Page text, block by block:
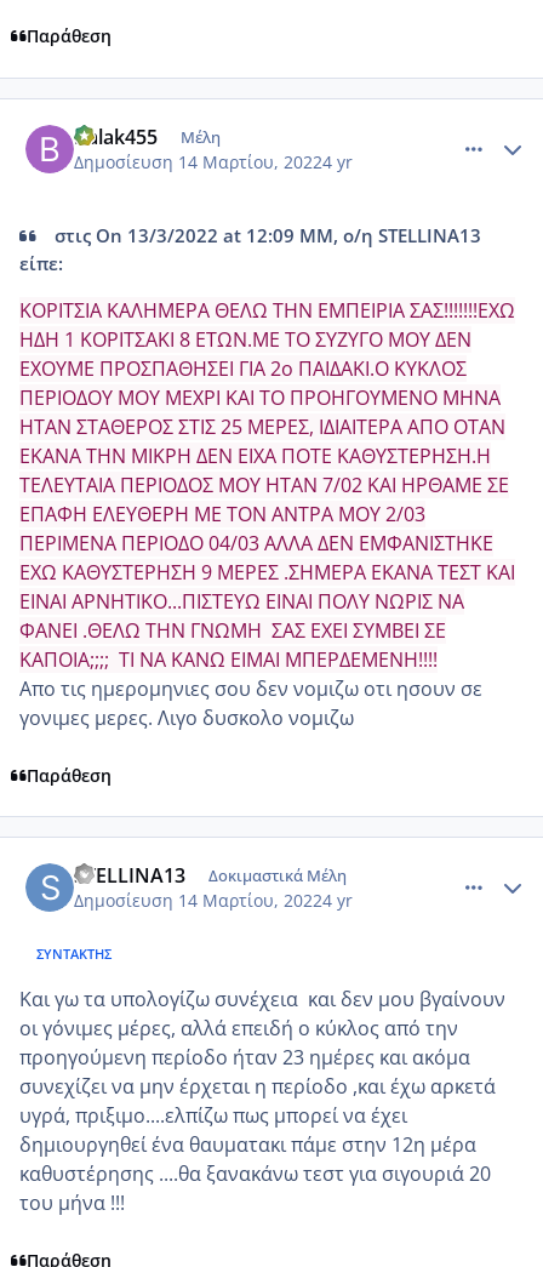
Παράθεση
Balak455 Μέλη
Δημοσίευση 14 Μαρτίου, 20224 yr
στις On 13/3/2022 at 12:09 ΜΜ, ο/η STELLINA13
είπε:
ΚΟΡΙΤΣΙΑ ΚΑΛΗΜΕΡΑ ΘΕΛΩ ΤΗΝ ΕΜΠΕΙΡΙΑ ΣΑΣ!!!!!!!ΕΧΩ
ΗΔΗ 1 ΚΟΡΙΤΣΑΚΙ 8 ΕΤΩΝ.ΜΕ ΤΟ ΣΥΖΥΓΟ ΜΟΥ ΔΕΝ
ΕΧΟΥΜΕ ΠΡΟΣΠΑΘΗΣΕΙ ΓΙΑ 2ο ΠΑΙΔΑΚΙ.Ο ΚΥΚΛΟΣ
ΠΕΡΙΟΔΟΥ ΜΟΥ ΜΕΧΡΙ ΚΑΙ ΤΟ ΠΡΟΗΓΟΥΜΕΝΟ ΜΗΝΑ
ΗΤΑΝ ΣΤΑΘΕΡΟΣ ΣΤΙΣ 25 ΜΕΡΕΣ, ΙΔΙΑΙΤΕΡΑ ΑΠΟ ΟΤΑΝ
ΕΚΑΝΑ ΤΗΝ ΜΙΚΡΗ ΔΕΝ ΕΙΧΑ ΠΟΤΕ ΚΑΘΥΣΤΕΡΗΣΗ.Η
ΤΕΛΕΥΤΑΙΑ ΠΕΡΙΟΔΟΣ ΜΟΥ ΗΤΑΝ 7/02 ΚΑΙ ΗΡΘΑΜΕ ΣΕ
ΕΠΑΦΗ ΕΛΕΥΘΕΡΗ ΜΕ ΤΟΝ ΑΝΤΡΑ ΜΟΥ 2/03
ΠΕΡΙΜΕΝΑ ΠΕΡΙΟΔΟ 04/03 ΑΛΛΑ ΔΕΝ ΕΜΦΑΝΙΣΤΗΚΕ
ΕΧΩ ΚΑΘΥΣΤΕΡΗΣΗ 9 ΜΕΡΕΣ .ΣΗΜΕΡΑ ΕΚΑΝΑ ΤΕΣΤ ΚΑΙ
ΕΙΝΑΙ ΑΡΝΗΤΙΚΟ...ΠΙΣΤΕΥΩ ΕΙΝΑΙ ΠΟΛΥ ΝΩΡΙΣ ΝΑ
ΦΑΝΕΙ .ΘΕΛΩ ΤΗΝ ΓΝΩΜΗ ΣΑΣ ΕΧΕΙ ΣΥΜΒΕΙ ΣΕ
ΚΑΠΟΙΑ;;;; ΤΙ ΝΑ ΚΑΝΩ ΕΙΜΑΙ ΜΠΕΡΔΕΜΕΝΗ!!!!
Απο τις ημερομηνιες σου δεν νομιζω οτι ησουν σε
γονιμες μερες. Λιγο δυσκολο νομιζω
Παράθεση
STELLINA13 Δοκιμαστικά Μέλη
Δημοσίευση 14 Μαρτίου, 20224 yr
ΣΥΝΤΆΚΤΗΣ
Και γω τα υπολογίζω συνέχεια και δεν μου βγαίνουν
οι γόνιμες μέρες, αλλά επειδή ο κύκλος από την
προηγούμενη περίοδο ήταν 23 ημέρες και ακόμα
συνεχίζει να μην έρχεται η περίοδο ,και έχω αρκετά
υγρά, πριξιμο....ελπίζω πως μπορεί να έχει
δημιουργηθεί ένα θαυματακι πάμε στην 12η μέρα
καθυστέρησης ....θα ξανακάνω τεστ για σιγουριά 20
του μήνα !!!
Παράθεση